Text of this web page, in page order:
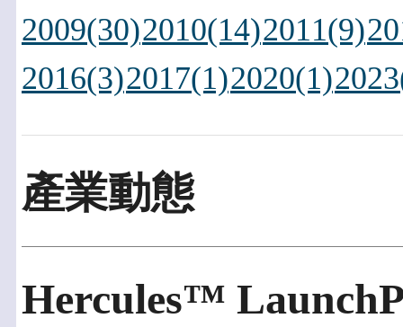
2009(30)2010(14)2011(9)
2016(3)2017(1)2020(1)
產業動態
Hercules™